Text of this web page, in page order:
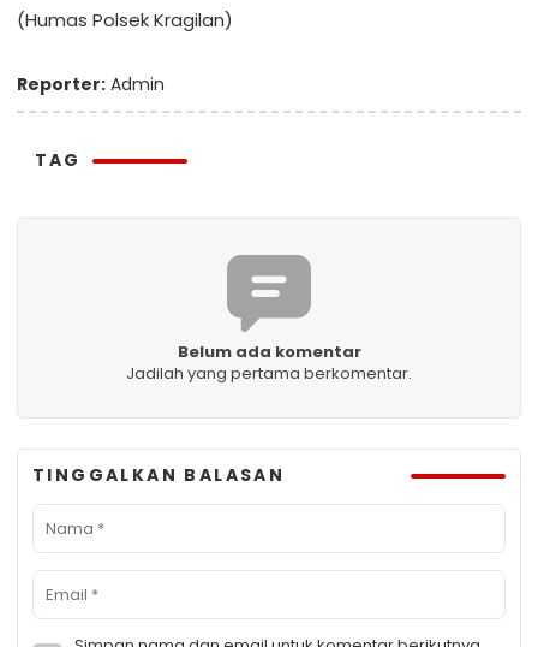
(Humas Polsek Kragilan)
Reporter: Admin
TAG
Belum ada komentar
Jadilah yang pertama berkomentar.
TINGGALKAN BALASAN